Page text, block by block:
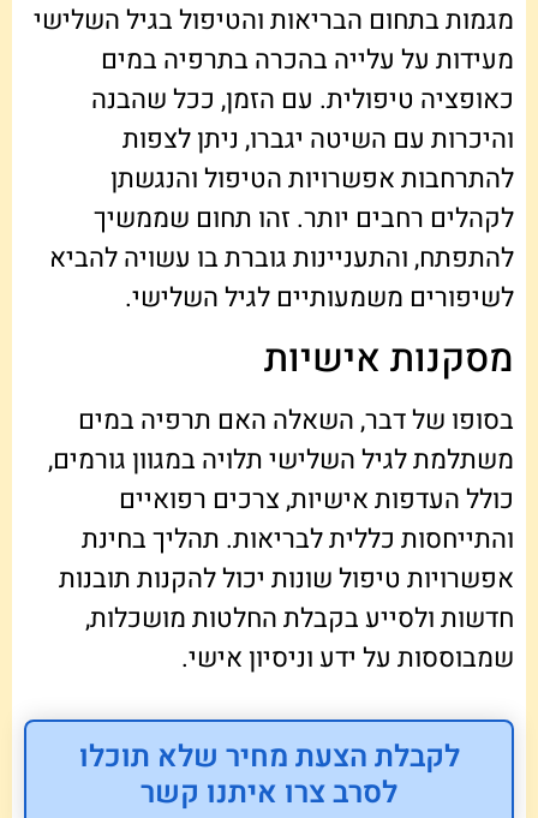
מגמות בתחום הבריאות והטיפול בגיל השלישי
מעידות על עלייה בהכרה בתרפיה במים
כאופציה טיפולית. עם הזמן, ככל שהבנה
והיכרות עם השיטה יגברו, ניתן לצפות
להתרחבות אפשרויות הטיפול והנגשתן
לקהלים רחבים יותר. זהו תחום שממשיך
להתפתח, והתעניינות גוברת בו עשויה להביא
לשיפורים משמעותיים לגיל השלישי.
מסקנות אישיות
בסופו של דבר, השאלה האם תרפיה במים
משתלמת לגיל השלישי תלויה במגוון גורמים,
כולל העדפות אישיות, צרכים רפואיים
והתייחסות כללית לבריאות. תהליך בחינת
אפשרויות טיפול שונות יכול להקנות תובנות
חדשות ולסייע בקבלת החלטות מושכלות,
שמבוססות על ידע וניסיון אישי.
לקבלת הצעת מחיר שלא תוכלו
לסרב צרו איתנו קשר